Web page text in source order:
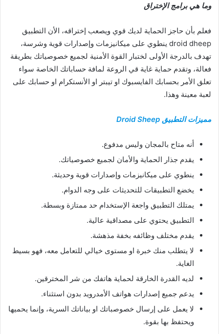
وما هي برامج الإختراق
فعلم بأن حاجز الحماية لديك قوي ويصعب إختراقه، الأن التطبيق
droid dheep ينطوي على ميكانيزمات وإصدارات قوية وشرسة،
تهدف بالدرجة الأولى لختبار القوة الأمنية لجميع خصوصياتك بطريقة
فعالة، وتقدم حماية غاية قي الروعة لمافة حساباتك الخاصة سواء
تعلق الأمر بحسابك الفايسبوك او تيبتر او الأنستكرام او حسابك على
لعبة معينة وهذا.
مميزات التطبيق Droid Sheep
أنه متاح بالمجان وليس مدفوع.
يقدم جذار الحماية والأمان لجميع خصوصياتك.
ينطوي على ميكانيزمات وإصدارات قوية وحديثة.
يخضع التطبيقات للتحديثات على وجه الدوام.
يمتلك التطبيق واجعة الإستخدام حد ممتازة وبسطة.
التطبيق يحتوي على مصداقية عالية.
يقدم مختلف وظائفه بخفة مذهشة.
لا يتطلب منك خبرة او مستوى خيالي للتعامل معه، فهو بسيط
الغاية.
لديه القدرة الخارقة لحماية هاتفك من شر المخترقين.
يدعم جميع إصدارات هواتف الأمدرويد بدون استثناء.
لا يعمل على إرسال خصوصباتك او بياناتك السرية، وإنما يحميها
ويحتفظ بها بقوة.